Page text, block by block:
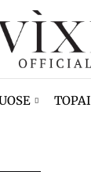
TOPAI